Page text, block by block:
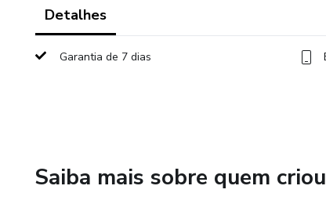
Detalhes
Garantia de 7 dias
Saiba mais sobre quem